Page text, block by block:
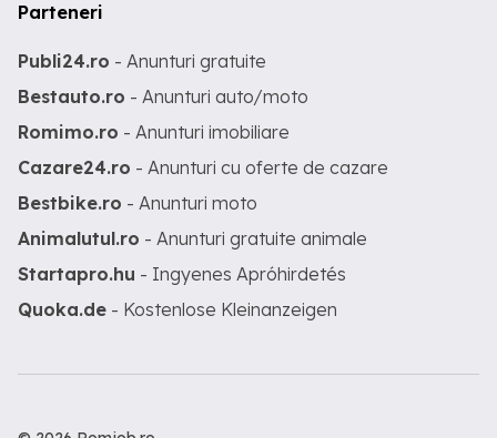
Parteneri
Publi24.ro - Anunturi gratuite
Bestauto.ro - Anunturi auto/moto
Romimo.ro - Anunturi imobiliare
Cazare24.ro - Anunturi cu oferte de cazare
Bestbike.ro - Anunturi moto
Animalutul.ro - Anunturi gratuite animale
Startapro.hu - Ingyenes Apróhirdetés
Quoka.de - Kostenlose Kleinanzeigen